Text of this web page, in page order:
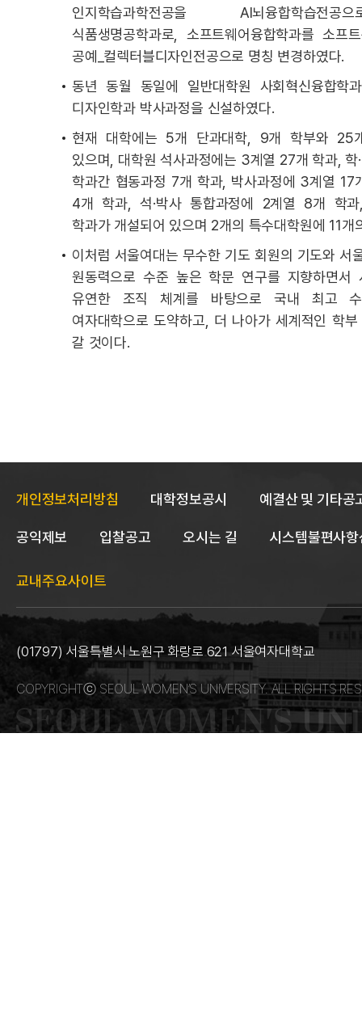
인지학습과학전공을 AI뇌융합학습전
식품생명공학과로, 소프트웨어융합학과를 소프
공예_컬렉터블디자인전공으로 명칭 변경하였다.
동년 동월 동일에 일반대학원 사회혁신융합학
디자인학과 박사과정을 신설하였다.
현재 대학에는 5개 단과대학, 9개 학부와 25
있으며, 대학원 석사과정에는 3계열 27개 학과, 학
학과간 협동과정 7개 학과, 박사과정에 3계열 17
4개 학과, 석·박사 통합과정에 2계열 8개 학
학과가 개설되어 있으며 2개의 특수대학원에 11개
이처럼 서울여대는 무수한 기도 회원의 기도와 서
원동력으로 수준 높은 학문 연구를 지향하면서
유연한 조직 체계를 바탕으로 국내 최고
여자대학으로 도약하고, 더 나아가 세계적인 학
갈 것이다.
개인정보처리방침 대학정보공시 예결산 및 기타공
공익제보 입찰공고 오시는 길 시스템불편사
교내주요사이트
(01797) 서울특별시 노원구 화랑로 621 서울여자대학교
COPYRIGHTⓒ SEOUL WOMEN’S UNIVERSITY. ALL RIGHTS